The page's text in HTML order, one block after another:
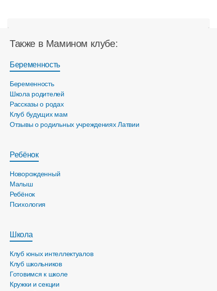
Также в Мамином клубе:
Беременность
Беременность
Школа родителей
Рассказы о родах
Клуб будущих мам
Отзывы о родильных учреждениях Латвии
Ребёнок
Новорожденный
Малыш
Ребёнок
Психология
Школа
Клуб юных интеллектуалов
Клуб школьников
Готовимся к школе
Кружки и секции